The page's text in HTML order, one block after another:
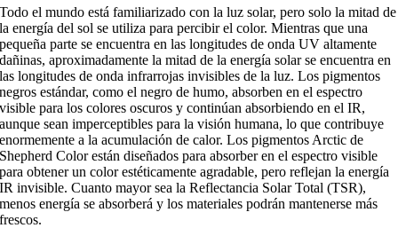
Todo el mundo está familiarizado con la luz solar, pero solo la mitad de
la energía del sol se utiliza para percibir el color. Mientras que una
pequeña parte se encuentra en las longitudes de onda UV altamente
dañinas, aproximadamente la mitad de la energía solar se encuentra en
las longitudes de onda infrarrojas invisibles de la luz. Los pigmentos
negros estándar, como el negro de humo, absorben en el espectro
visible para los colores oscuros y continúan absorbiendo en el IR,
aunque sean imperceptibles para la visión humana, lo que contribuye
enormemente a la acumulación de calor. Los pigmentos Arctic de
Shepherd Color están diseñados para absorber en el espectro visible
para obtener un color estéticamente agradable, pero reflejan la energía
IR invisible. Cuanto mayor sea la Reflectancia Solar Total (TSR),
menos energía se absorberá y los materiales podrán mantenerse más
frescos.